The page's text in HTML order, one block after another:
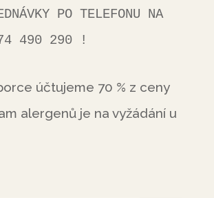
490 290 !
účtujeme 70 % z ceny
alergenů je na vyžádání u